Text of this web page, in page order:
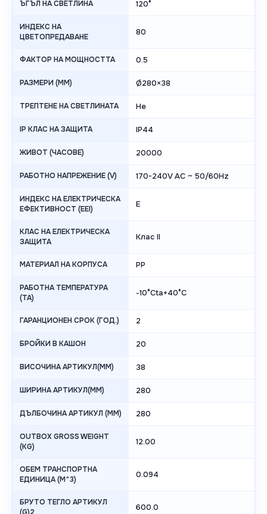
ЪГЪЛ НА СВЕТЛИНА 120°
ИНДЕКС НА
ЦВЕТОПРЕДАВАНЕ
80
ФАКТОР НА МОЩНОСТТА 0.5
РАЗМЕРИ (ММ) Ø280×38
ТРЕПТЕНЕ НА СВЕТЛИНАТА Не
IP КЛАС НА ЗАЩИТА IP44
ЖИВОТ (ЧАСОВЕ) 20000
РАБОТНО НАПРЕЖЕНИЕ (V) 170-240V AC ~ 50/60Hz
ИНДЕКС НА ЕЛЕКТРИЧЕСКА
ЕФЕКТИВНОСТ (EEI)
E
КЛАС НА ЕЛЕКТРИЧЕСКА
ЗАЩИТА
Клас II
МАТЕРИАЛ НА КОРПУСА PP
РАБОТНА ТЕМПЕРАТУРА
(TA)
-10°Cta+40°C
ГАРАНЦИОНЕН СРОК (ГОД.) 2
БРОЙКИ В КАШОН 20
ВИСОЧИНА АРТИКУЛ(MM) 38
ШИРИНА АРТИКУЛ(MM) 280
ДЪЛБОЧИНА АРТИКУЛ (MM) 280
OUTBOX GROSS WEIGHT
(KG)
12.00
ОБЕМ ТРАНСПОРТНА
ЕДИНИЦА (M^3)
0.094
БРУТО ТЕГЛО АРТИКУЛ
(G)2
600.0